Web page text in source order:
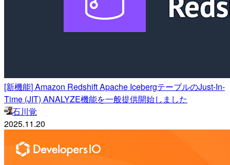
[新機能] Amazon Redshift Apache IcebergテーブルのJust-In-
Time (JIT) ANALYZE機能を一般提供開始しました
石川覚
2025.11.20